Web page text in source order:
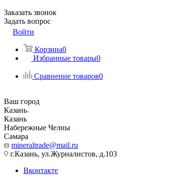
Заказать звонок
Задать вопрос
Войти
Корзина0
Избранные товары0
Сравнение товаров0
Ваш город
Казань
Казань
Набережные Челны
Самара
mineraltrade@mail.ru
г.Казань, ул.Журналистов, д.103
Вконтакте